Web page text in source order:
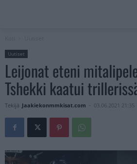
Uutiset
Leijonat eteni
Tshekki kaatui
Tekijä Jaakiekonmmkisat.com - 03.06.2021 21:35